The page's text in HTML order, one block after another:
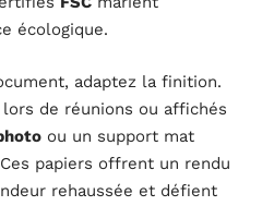
écologique.
adaptez la finition.
de réunions ou affichés
ou un support mat
papiers offrent un rendu
rehaussée et défient